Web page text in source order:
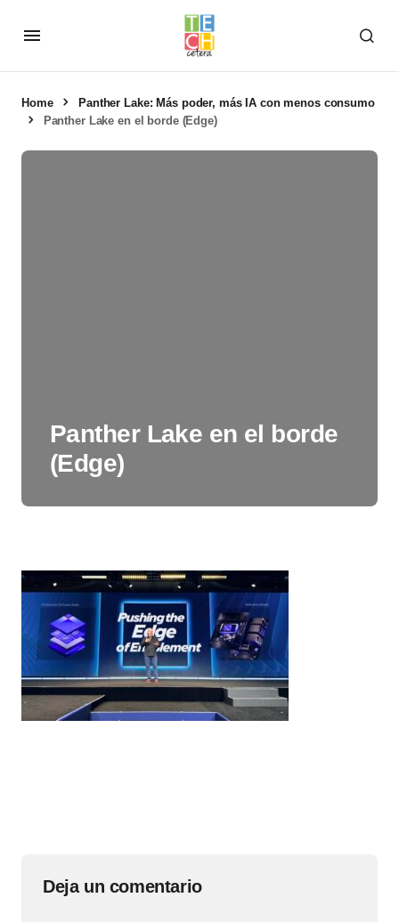
Home
Panther Lake: Más poder, más IA con menos consumo
Panther Lake en el borde (Edge)
Panther Lake en el borde
(Edge)
Deja un comentario